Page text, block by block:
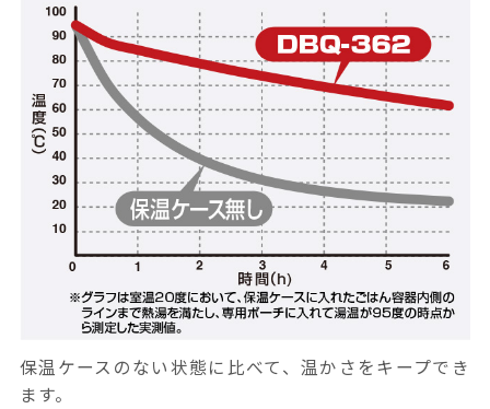
保温ケースのない状態に比べて、温かさをキープでき
ます。